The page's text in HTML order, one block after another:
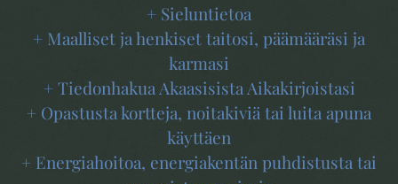
+ Sieluntietoa
+ Maalliset ja henkiset taitosi, päämääräsi ja
karmasi
+ Tiedonhakua Akaasisista Aikakirjoistasi
+ Opastusta kortteja, noitakiviä tai luita apuna
käyttäen
+ Energiahoitoa, energiakentän puhdistusta tai